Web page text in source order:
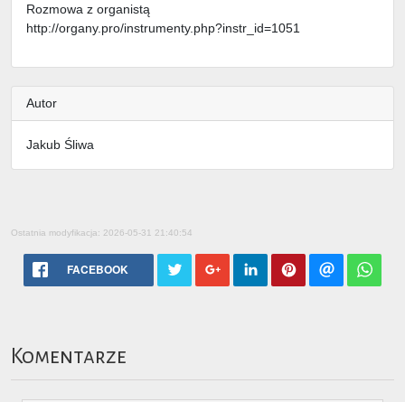
Rozmowa z organistą
http://organy.pro/instrumenty.php?instr_id=1051
Autor
Jakub Śliwa
Ostatnia modyfikacja: 2026-05-31 21:40:54
FACEBOOK
Komentarze